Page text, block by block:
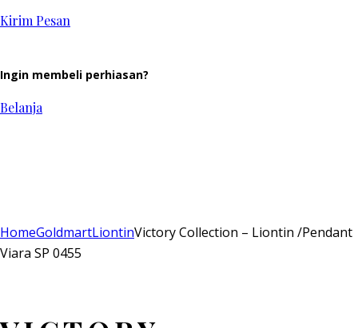
Kirim Pesan
Ingin membeli perhiasan?
Belanja
HomeGoldmartLiontinVictory Collection – Liontin /Pendant
Viara SP 0455